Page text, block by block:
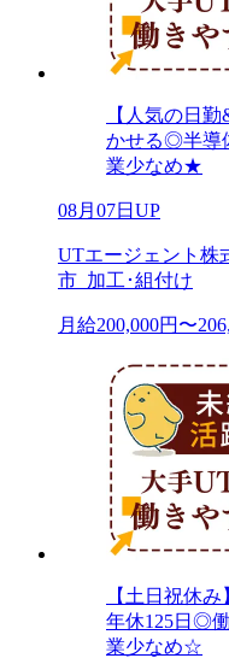
【人気の日
かせる◎半導
業少なめ★
08月07日UP
UTエージェント
市_加工･組付け
月給200,000円〜
【土日祝休
年休125日◎
業少なめ☆